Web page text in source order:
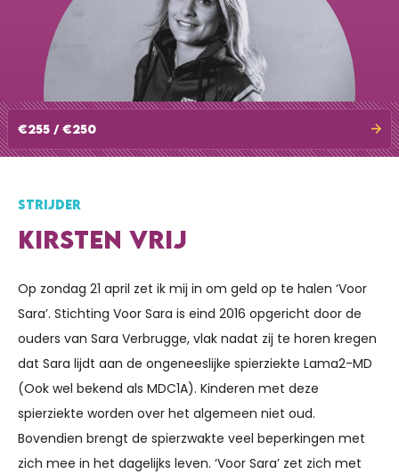
€255 / €250
STRIJDER
KIRSTEN VRIJ
Op zondag 21 april zet ik mij in om geld op te halen ‘Voor
Sara’. Stichting Voor Sara is eind 2016 opgericht door de
ouders van Sara Verbrugge, vlak nadat zij te horen kregen
dat Sara lijdt aan de ongeneeslijke spierziekte Lama2-MD
(Ook wel bekend als MDC1A). Kinderen met deze
spierziekte worden over het algemeen niet oud.
Bovendien brengt de spierzwakte veel beperkingen met
zich mee in het dagelijks leven. ‘Voor Sara’ zet zich met